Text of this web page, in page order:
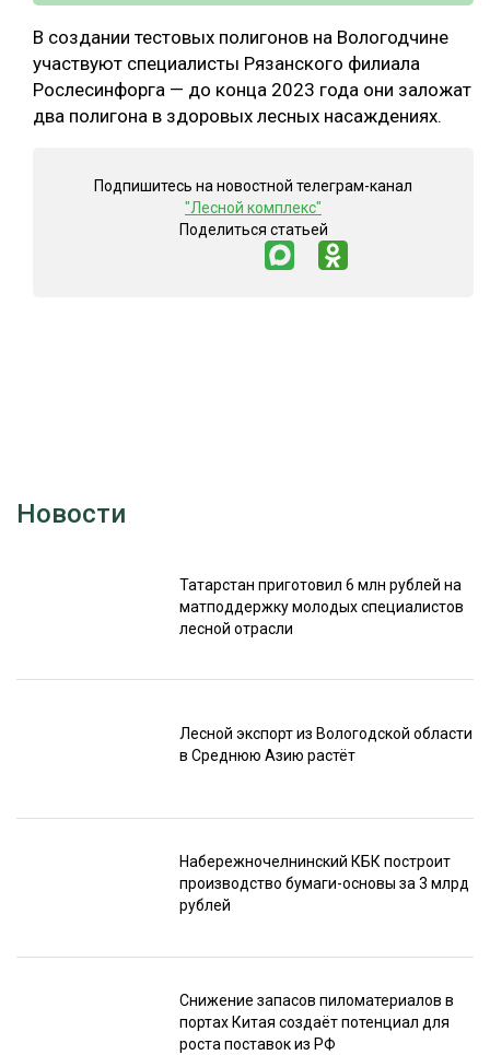
В создании тестовых полигонов на Вологодчине
участвуют специалисты Рязанского филиала
Рослесинфорга — до конца 2023 года они заложат
два полигона в здоровых лесных насаждениях.
Подпишитесь на новостной телеграм-канал
"Лесной комплекс"
Поделиться статьей
Новости
Татарстан приготовил 6 млн рублей на
матподдержку молодых специалистов
лесной отрасли
Лесной экспорт из Вологодской области
в Среднюю Азию растёт
Набережночелнинский КБК построит
производство бумаги-основы за 3 млрд
рублей
Снижение запасов пиломатериалов в
портах Китая создаёт потенциал для
роста поставок из РФ